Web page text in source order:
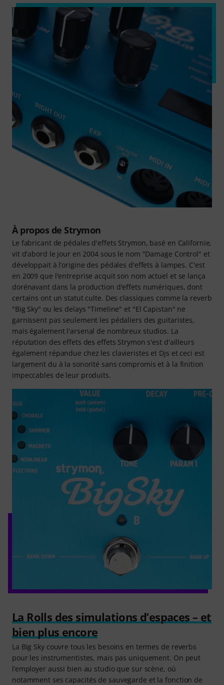
À propos de Strymon
Le fabricant de pédales d'effets Strymon, basé en Californie,
vit d'abord le jour en 2004 sous le nom "Damage Control" et
développait à l’origine des pédales d'effets à lampes. C'est
en 2009 que l'entreprise acquit son nom actuel et se lança
dorénavant dans la production d'effets numériques, dont
certains ont un statut culte. Des classiques comme la reverb
"Big Sky" ou les delays "Timeline" et "El Capistan" ne
garnissent pas seulement les pédaliers des guitaristes,
mais également l'arsenal de nombreux studios. La
réputation des effets des effets Strymon s'est d'ailleurs
également répandue chez les clavieristes et Djs et ceci est
largement du à la sonorité sans compromis et à la finition
impeccables de leur produits.
La Rolls des simulations d’espaces – et
bien plus encore
La Big Sky couvre tous les besoins en termes de reverbs
pour les instrumentistes, mais pas uniquement. On peut
l’employer aussi bien au studio que sur scène, où
notamment ses capacités de sauvegarde et la fonction de